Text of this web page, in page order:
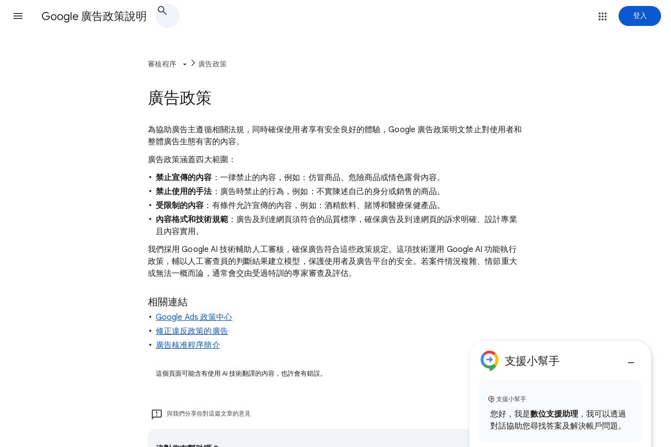
Google 廣告政策說明 登入
審核程序 廣告政策
廣告政策
為協助廣告主遵循相關法規，同時確保使用者享有安全良好的體驗，Google 廣告政策明文禁止對使用者和
整體廣告生態有害的內容。
廣告政策涵蓋四大範圍：
禁止宣傳的內容 ：一律禁止的內容，例如：仿冒商品、危險商品或情色露骨內容。
禁止使用的手法：廣告時禁止的行為，例如：不實陳述自己的身分或銷售的商品。
受限制的內容 ：有條件允許宣傳的內容，例如：酒精飲料、賭博和醫療保健產品。
內容格式和技術規範：廣告及到達網頁須符合的品質標準，確保廣告及到達網頁的訴求明確、設計專業
且內容實用。
我們採用 Google AI 技術輔助人工審核，確保廣告符合這些政策規定。這項技術運用 Google AI 功能執行
政策，輔以人工審查員的判斷結果建立模型，保護使用者及廣告平台的安全。若案件情況複雜、情節重大
或無法一概而論，通常會交由受過特訓的專家審查及評估。
相關連結
Google Ads 政策中心
修正違反政策的廣告
廣告核准程序簡介
這個頁面可能含有使用 AI 技術翻譯的內容，也許會有錯誤。
與我們分享你對這篇文章的意見
支援小幫手
支援小幫手
您好，我是數位支援助理，我可以透過
對話協助您尋找答案及解決帳戶問題。